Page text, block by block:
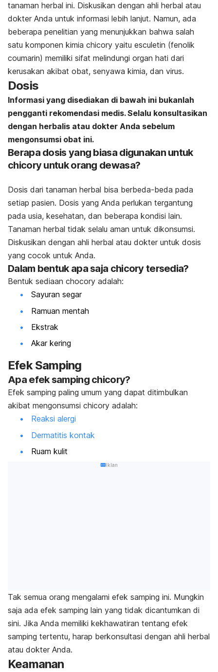
tanaman herbal ini. Diskusikan dengan ahli herbal atau
dokter Anda untuk informasi lebih lanjut. Namun, ada
beberapa penelitian yang menunjukkan bahwa salah
satu komponen kimia chicory yaitu esculetin (fenolik
coumarin) memiliki sifat melindungi organ hati dari
kerusakan akibat obat, senyawa kimia, dan virus.
Dosis
Informasi yang disediakan di bawah ini bukanlah
pengganti rekomendasi medis. Selalu konsultasikan
dengan herbalis atau dokter Anda sebelum
mengonsumsi obat ini.
Berapa dosis yang biasa digunakan untuk
chicory untuk orang dewasa?
Dosis dari tanaman herbal bisa berbeda-beda pada
setiap pasien. Dosis yang Anda perlukan tergantung
pada usia, kesehatan, dan beberapa kondisi lain.
Tanaman herbal tidak selalu aman untuk dikonsumsi.
Diskusikan dengan ahli herbal atau dokter untuk dosis
yang cocok untuk Anda.
Dalam bentuk apa saja chicory tersedia?
Bentuk sediaan chocory adalah:
Sayuran segar
Ramuan mentah
Ekstrak
Akar kering
Efek Samping
Apa efek samping chicory?
Efek samping paling umum yang dapat ditimbulkan
akibat mengonsumsi chicory adalah:
Reaksi alergi
Dermatitis kontak
Ruam kulit
Iklan
Tak semua orang mengalami efek samping ini. Mungkin
saja ada efek samping lain yang tidak dicantumkan di
sini. Jika Anda memiliki kekhawatiran tentang efek
samping tertentu, harap berkonsultasi dengan ahli herbal
atau dokter Anda.
Keamanan